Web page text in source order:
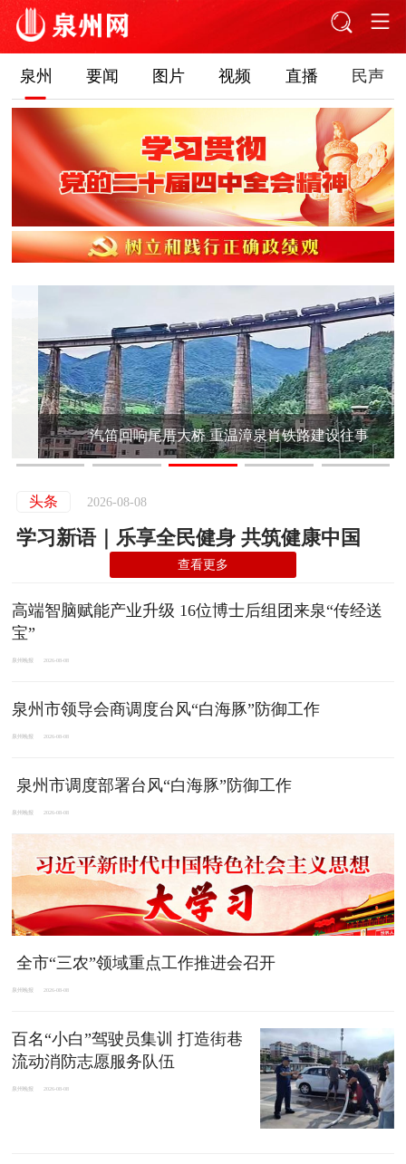
泉州 要闻 图片 视频 直播 民声
汽笛回响尾厝大桥 重温漳泉肖铁路建设往事
头条 2026-08-08
学习新语｜乐享全民健身 共筑健康中国
查看更多
高端智脑赋能产业升级 16位博士后组团来泉“传经送
宝”
泉州晚报 2026-08-08
泉州市领导会商调度台风“白海豚”防御工作
泉州晚报 2026-08-08
泉州市调度部署台风“白海豚”防御工作
泉州晚报 2026-08-08
全市“三农”领域重点工作推进会召开
泉州晚报 2026-08-08
百名“小白”驾驶员集训 打造街巷
流动消防志愿服务队伍
泉州晚报 2026-08-08